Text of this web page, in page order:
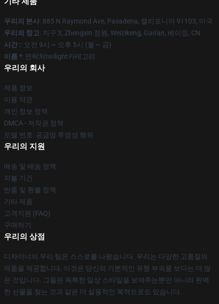
우리의 본사: 885 N Raymond Ave, Pasadena, 캘리포니아 91103, 미국
우리의 창고: 지구 3, Zhengxin 정원, Weizikeng, Gao'an, 베이징, CN
시간 :: 오전 9시 ~ 오후 5시 (월 ~ 금)
이름 *: 연락처twilight카테고리
우리의 회사
제품 정보
이용 약관
개인 정보 정책
DMCA - 저작권 정책
모델 번호: 공급망 투명성 행위
우리의 지원
배송 및 배송 정책
지불 기간
반품 및 환불 정책
기타 제품
고객지원 (FAQ)
구매하기
우리의 상점
디자이너의 우리 팀은 스스로를 나왔습니다. 우리는 다양한 고품질의
제품을 제공합니다. 이것은 당신의 기본적인 유행 부속품 보다는 더 많
은 것입니다. 그들은 독특한 일상 스타일을 보여주는뿐만 아니라 완벽
한 선물을 찾는 것과 같은 더 실용적인 목적으로도 있습니다.